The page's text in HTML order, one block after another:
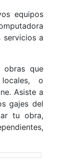
equipos
servicios a
obras que
o
Asiste a
gajes del
tu obra,